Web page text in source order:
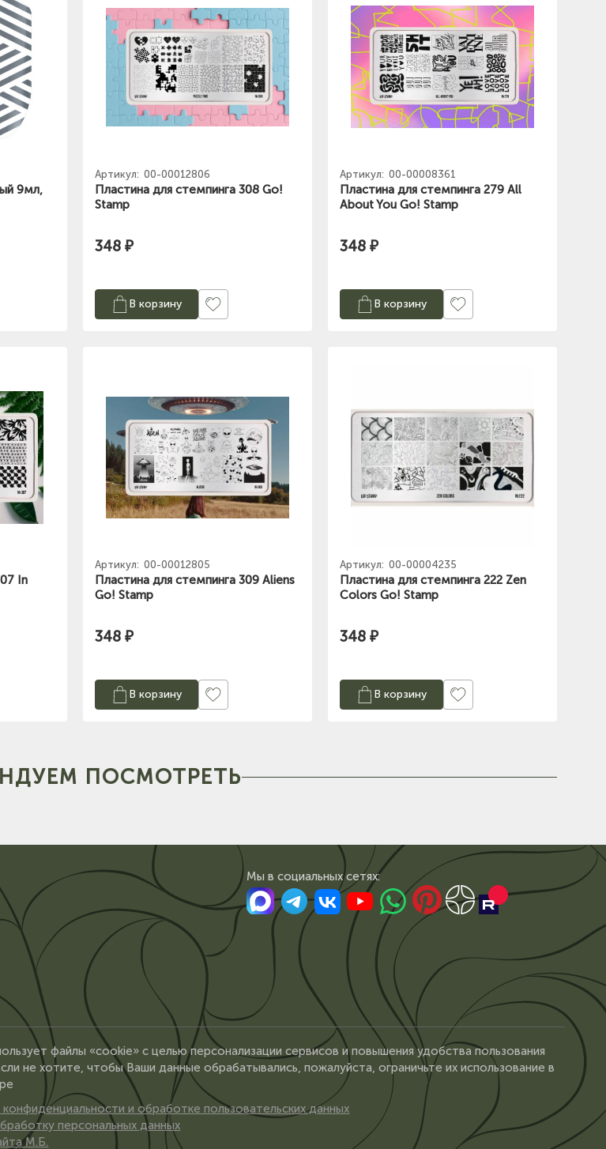
9мл,
Артикул: 00-00012806
Пластина для стемпинга 308 Go!
Stamp
348 ₽
В корзину
Артикул: 00-00008361
Пластина для стемпинга 279 All
About You Go! Stamp
348 ₽
В корзину
In
Артикул: 00-00012805
Пластина для стемпинга 309 Aliens
Go! Stamp
348 ₽
В корзину
Артикул: 00-00004235
Пластина для стемпинга 222 Zen
Colors Go! Stamp
348 ₽
В корзину
ПОСМОТРЕТЬ
Мы в сoциальных сетях:
файлы «cookie» с целью персонализации сервисов и повышения удобства пользования
не хотите, чтобы Ваши данные обрабатывались, пожалуйста, ограничьте их использование в
и обработке пользовательских данных
персональных данных
М.Б.